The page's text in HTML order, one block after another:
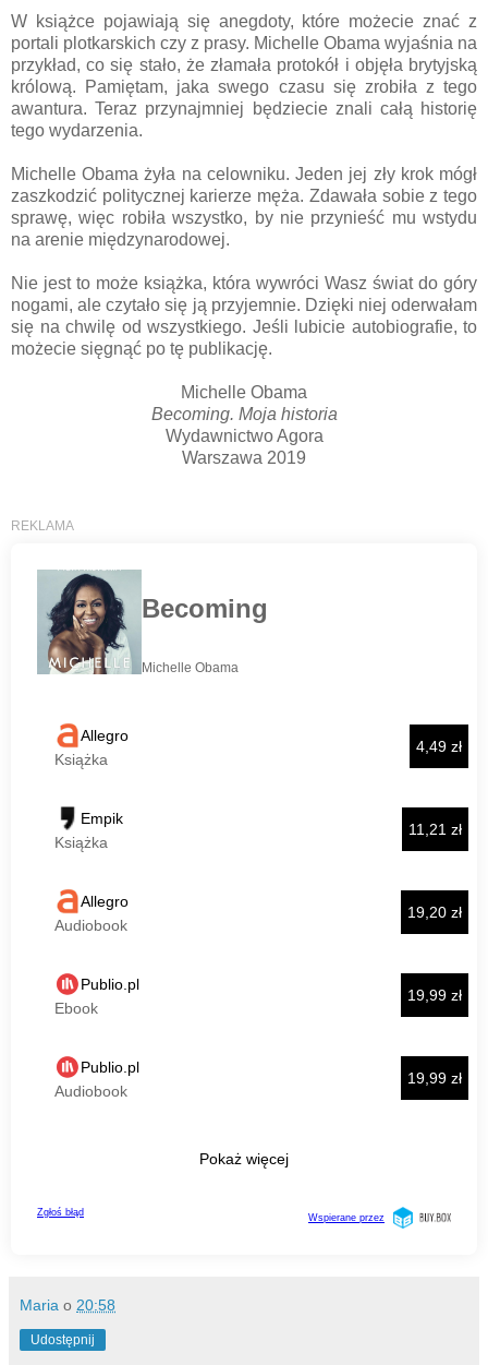
W książce pojawiają się anegdoty, które możecie znać z
portali plotkarskich czy z prasy. Michelle Obama wyjaśnia na
przykład, co się stało, że złamała protokół i objęła brytyjską
królową. Pamiętam, jaka swego czasu się zrobiła z tego
awantura. Teraz przynajmniej będziecie znali całą historię
tego wydarzenia.
Michelle Obama żyła na celowniku. Jeden jej zły krok mógł
zaszkodzić politycznej karierze męża. Zdawała sobie z tego
sprawę, więc robiła wszystko, by nie przynieść mu wstydu
na arenie międzynarodowej.
Nie jest to może książka, która wywróci Wasz świat do góry
nogami, ale czytało się ją przyjemnie. Dzięki niej oderwałam
się na chwilę od wszystkiego. Jeśli lubicie autobiografie, to
możecie sięgnąć po tę publikację.
Michelle Obama
Becoming. Moja historia
Wydawnictwo Agora
Warszawa 2019
Maria o 20:58
Udostępnij